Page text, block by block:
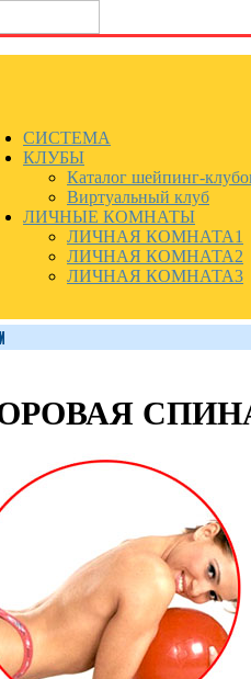
СИСТЕМА
КЛУБЫ
Каталог шейпинг-
Виртуальный клуб
ЛИЧНЫЕ КОМНАТЫ
ЛИЧНАЯ КОМНАТА1
ЛИЧНАЯ КОМНАТА2
ЛИЧНАЯ КОМНАТА3